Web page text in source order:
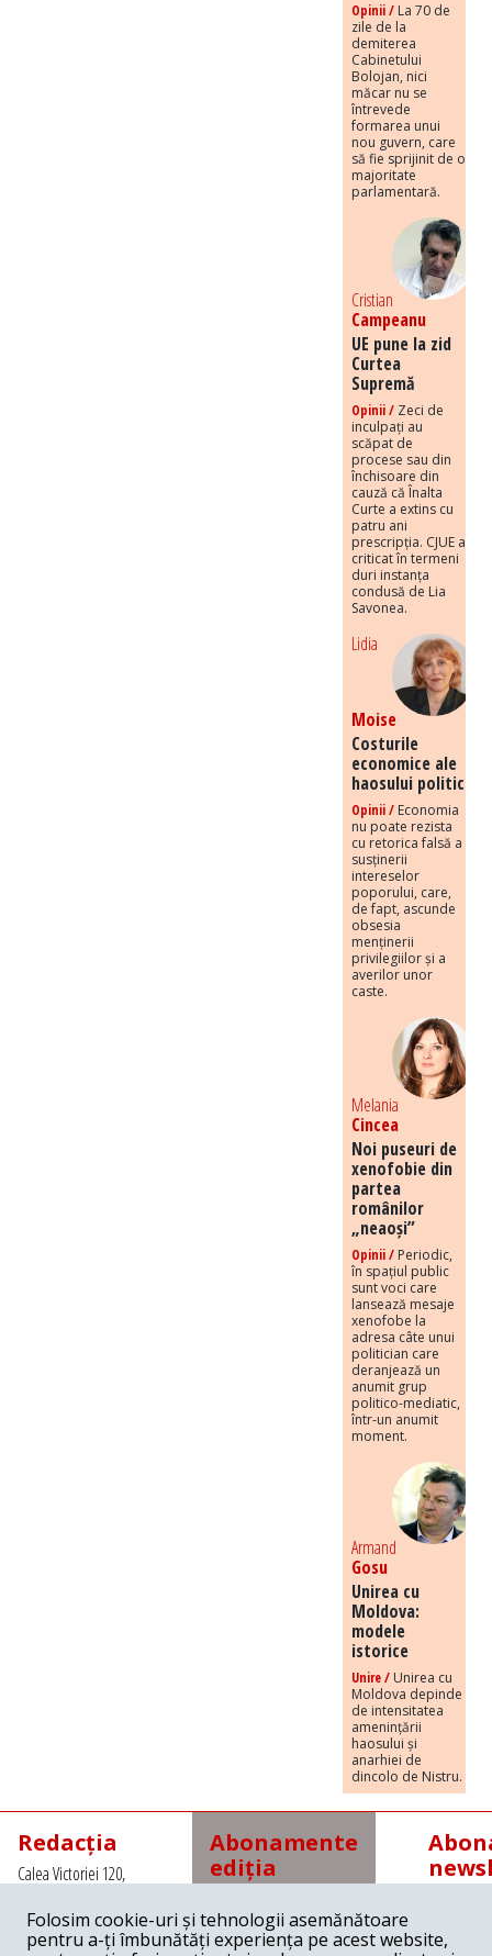
Opinii / La 70 de
zile de la
demiterea
Cabinetului
Bolojan, nici
măcar nu se
întrevede
formarea unui
nou guvern, care
să fie sprijinit de o
majoritate
parlamentară.
Cristian
Campeanu
UE pune la zid
Curtea
Supremă
Opinii / Zeci de
inculpați au
scăpat de
procese sau din
închisoare din
cauză că Înalta
Curte a extins cu
patru ani
prescripția. CJUE a
criticat în termeni
duri instanța
condusă de Lia
Savonea.
Lidia
Moise
Costurile
economice ale
haosului politic
Opinii / Economia
nu poate rezista
cu retorica falsă a
susținerii
intereselor
poporului, care,
de fapt, ascunde
obsesia
menținerii
privilegiilor și a
averilor unor
caste.
Melania
Cincea
Noi puseuri de
xenofobie din
partea
românilor
„neaoși”
Opinii / Periodic,
în spațiul public
sunt voci care
lansează mesaje
xenofobe la
adresa câte unui
politician care
deranjează un
anumit grup
politico-mediatic,
într-un anumit
moment.
Armand
Gosu
Unirea cu
Moldova:
modele
istorice
Unire / Unirea cu
Moldova depinde
de intensitatea
amenințării
haosului și
anarhiei de
dincolo de Nistru.
Redacția
Calea Victoriei 120,
Romania
Tel: +4021 3112208
Abonamente
ediția
tipărită
Abonamente interne
cu
Folosim cookie-uri și tehnologii asemănătoare
pentru a-ți îmbunătăți experiența pe acest website,